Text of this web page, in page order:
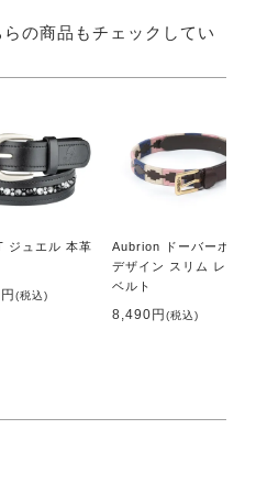
の商品もチェックしてい
ジュエル 本革
(税込)
Aubrion ドーバーポロ
デザイン スリム レザー
ベルト
8,490円(税込)